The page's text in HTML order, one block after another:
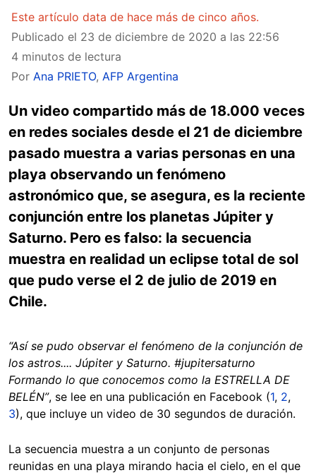
Este artículo data de hace más de cinco años.
Publicado el 23 de diciembre de 2020 a las 22:56
4 minutos de lectura
Por Ana PRIETO, AFP Argentina
Un video compartido más de 18.000 veces
en redes sociales desde el 21 de diciembre
pasado muestra a varias personas en una
playa observando un fenómeno
astronómico que, se asegura, es la reciente
conjunción entre los planetas Júpiter y
Saturno. Pero es falso: la secuencia
muestra en realidad un eclipse total de sol
que pudo verse el 2 de julio de 2019 en
Chile.
“Así se pudo observar el fenómeno de la conjunción de
los astros.... Júpiter y Saturno. #jupitersaturno
Formando lo que conocemos como la ESTRELLA DE
BELÉN”, se lee en una publicación en Facebook (1, 2,
3), que incluye un video de 30 segundos de duración.
La secuencia muestra a un conjunto de personas
reunidas en una playa mirando hacia el cielo, en el que